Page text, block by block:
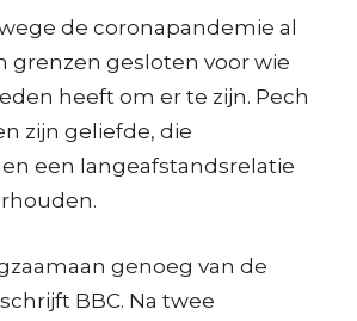
de coronapandemie al
grenzen gesloten voor wie
heeft om er te zijn. Pech
zijn geliefde, die
een langeafstandsrelatie
genoeg van de
BBC. Na twee